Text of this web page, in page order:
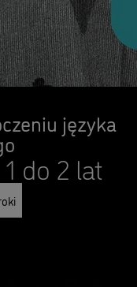
języka
do 2 lat